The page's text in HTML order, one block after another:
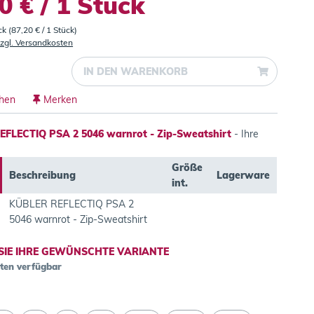
(87,20 € / 1 Stück)
Versandkosten
IN DEN WARENKORB
Merken
PSA 2 5046 warnrot - Zip-Sweatshirt - Ihre
Beschreibung
Größe
int.
Lagerware
KÜBLER REFLECTIQ PSA 2
5046 warnrot - Zip-Sweatshirt
IHRE GEWÜNSCHTE VARIANTE
verfügbar